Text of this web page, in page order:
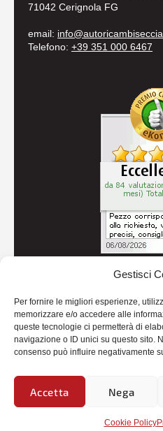
Gestisci
Per fornire le migliori esperienze,
memorizzare e/o accedere alle
queste tecnologie ci permetterà di
navigazione o ID unici su questo sito.
consenso può influire negativamente
Accetta Nega
Cookie Policy
71042 Cerignola FG
email:
Telefono: +39 351 000 6467